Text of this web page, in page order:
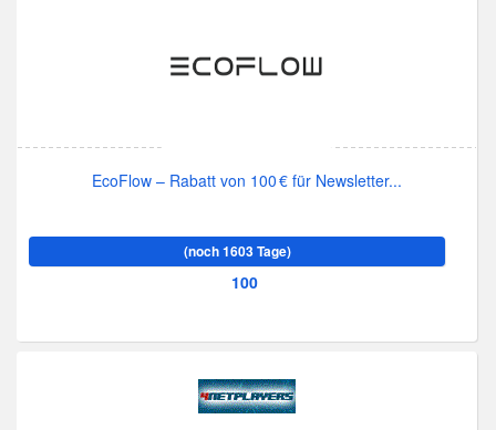
EcoFlow – Rabatt von 100 € für Newsletter...
(noch 1603 Tage)
100